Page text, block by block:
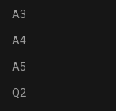
A3
A4
A5
Q2